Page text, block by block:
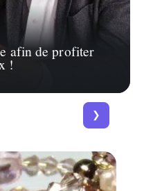
afin de profiter
!